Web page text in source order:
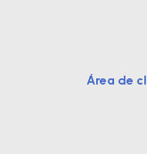
Área de